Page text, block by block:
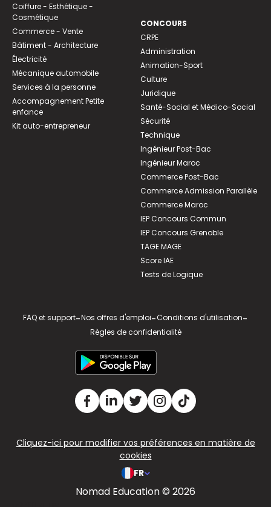
Coiffure - Esthétique -
Cosmétique
Commerce - Vente
Bâtiment - Architecture
Électricité
Mécanique automobile
Services à la personne
Accompagnement Petite
enfance
Kit auto-entrepreneur
CONCOURS
CRPE
Administration
Animation-Sport
Culture
Juridique
Santé-Social et Médico-Social
Sécurité
Technique
Ingénieur Post-Bac
Ingénieur Maroc
Commerce Post-Bac
Commerce Admission Parallèle
Commerce Maroc
IEP Concours Commun
IEP Concours Grenoble
TAGE MAGE
Score IAE
Tests de Logique
FAQ et support-Nos offres d'emploi-Conditions d'utilisation-
Règles de confidentialité
Cliquez-ici pour modifier vos préférences en matière de
cookies
FR
Nomad Education © 2026